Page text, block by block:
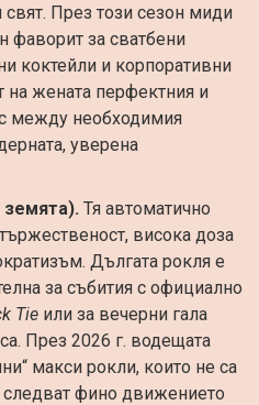
През този сезон миди
фаворит за сватбени
коктейли и корпоративни
на жената перфектния и
между необходимия
уверена
Тя автоматично
висока доза
Дългата рокля е
за събития с официално
Tie или за вечерни гала
През 2026 г. водещата
макси рокли, които не са
фино движението